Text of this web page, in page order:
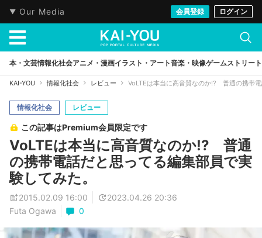
Our Media 会員登録 ログイン
本・文芸情報化社会アニメ・漫画イラスト・アート音楽・映像ゲームストリート
KAI-YOU 情報化社会 レビュー VoLTEは本当に高音質なのか!? 普通の携帯
情報化社会 レビュー
この記事はPremium会員限定です
VoLTEは本当に高音質なのか!? 普通
の携帯電話だと思ってる編集部員で実
験してみた。
2015.02.09 16:00
2023.04.26 20:36
Futa Ogawa
0